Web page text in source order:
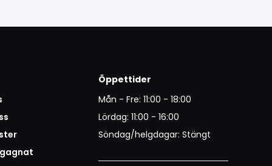
Öppettider
Mån - Fre: 11:00 - 18:00
Lördag: 11:00 - 16:00
Söndag/helgdagar: Stängt